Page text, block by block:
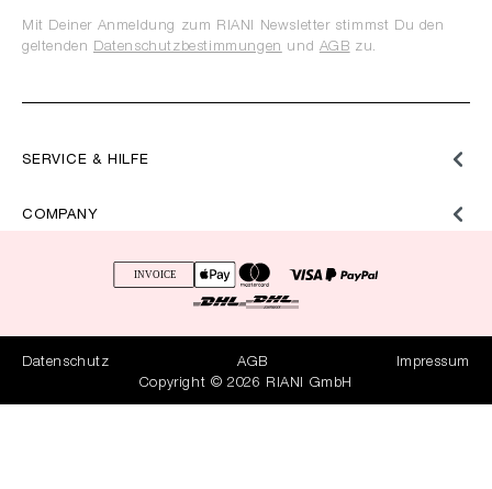
SERVICE & HILFE
COMPANY
Mit Deiner Anmeldung zum RIANI Newsletter stimmst Du den
geltenden Datenschutzbestimmungen und AGB zu.
Datenschutz AGB
Impressum
Copyright © 2026 RIANI GmbH